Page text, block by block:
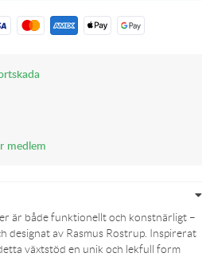
medlem
är både funktionellt och konstnärligt –
designat av Rasmus Rostrup. Inspirerat
växtstöd en unik och lekfull form